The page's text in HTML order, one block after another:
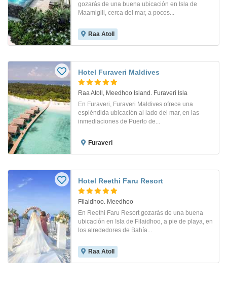
gozarás de una buena ubicación en Isla de
Maamigili, cerca del mar, a pocos...
Raa Atoll
Hotel Furaveri Maldives
Raa Atoll, Meedhoo Island. Furaveri Isla
En Furaveri, Furaveri Maldives ofrece una
espléndida ubicación al lado del mar, en las
inmediaciones de Puerto de...
Furaveri
Hotel Reethi Faru Resort
Filaidhoo. Meedhoo
En Reethi Faru Resort gozarás de una buena
ubicación en Isla de Filaidhoo, a pie de playa, en
los alrededores de Bahía...
Raa Atoll